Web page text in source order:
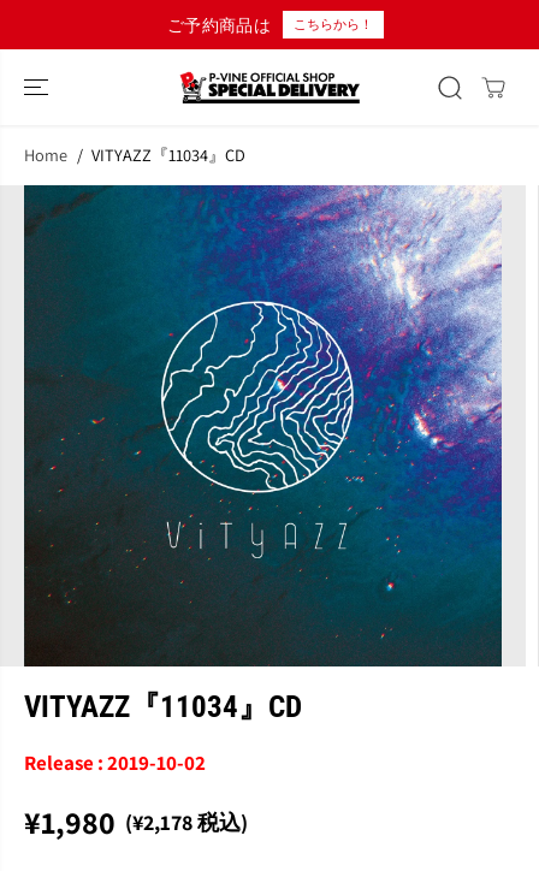
10,000円以上のご購入で日本国内送料無料！
Home VITYAZZ『11034』CD
商品情報へスキ
ップ
VITYAZZ『11034』CD
Release : 2019-10-02
通
¥1,980 (¥2,178 税込)
完